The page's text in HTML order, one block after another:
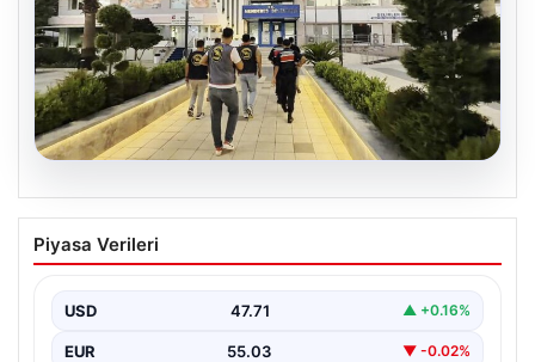
Menderes Belediyesi soruşturması.
Firari başkan yardımcısı yakalandı
Sonuçlandı: Firari Başkan Yardımcısı Yakalandı”,
“content”: “ İzmir’in…
Piyasa Verileri
USD 47.71 ▲ +0.16%
EUR 55.03 ▼ -0.02%